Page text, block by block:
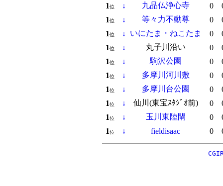
1位 ↓ 九品仏浄心寺 0
1位 ↓ 等々力不動尊 0
1位 ↓ いにたま・ねこたま 0
1位 ↓ 丸子川沿い 0
1位 ↓ 駒沢公園 0
1位 ↓ 多摩川河川敷 0
1位 ↓ 多摩川台公園 0
1位 ↓ 仙川(東宝ｽﾀｼﾞｵ前) 0
1位 ↓ 玉川東陸閘 0
1位 ↓ fieldisaac 0